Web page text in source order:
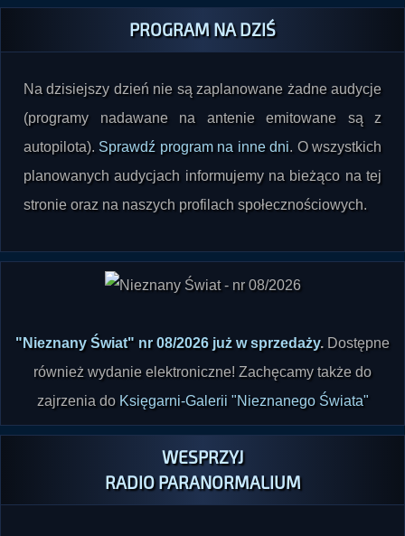
PROGRAM NA DZIŚ
Na dzisiejszy dzień nie są zaplanowane żadne audycje
(programy nadawane na antenie emitowane są z
autopilota). Sprawdź program na inne dni. O wszystkich
planowanych audycjach informujemy na bieżąco na tej
stronie oraz na naszych profilach społecznościowych.
"Nieznany Świat" nr 08/2026 już w sprzedaży. Dostępne
również wydanie elektroniczne! Zachęcamy także do
zajrzenia do Księgarni-Galerii "Nieznanego Świata"
WESPRZYJ
RADIO PARANORMALIUM